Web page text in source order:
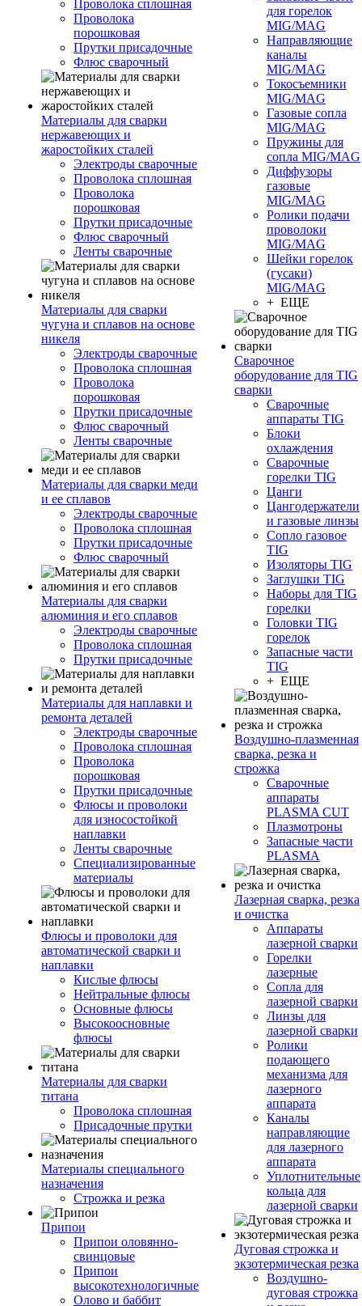
Проволока сплошная
Проволока
порошковая
Прутки присадочные
Флюс сварочный
Материалы для сварки
нержавеющих и
жаростойких сталей
Электроды сварочные
Проволока сплошная
Проволока
порошковая
Прутки присадочные
Флюс сварочный
Ленты сварочные
Материалы для сварки
чугуна и сплавов на основе
никеля
Электроды сварочные
Проволока сплошная
Проволока
порошковая
Прутки присадочные
Флюс сварочный
Ленты сварочные
Материалы для сварки меди
и ее сплавов
Электроды сварочные
Проволока сплошная
Прутки присадочные
Флюс сварочный
Материалы для сварки
алюминия и его сплавов
Электроды сварочные
Проволока сплошная
Прутки присадочные
Материалы для наплавки и
ремонта деталей
Электроды сварочные
Проволока сплошная
Проволока
порошковая
Прутки присадочные
Флюсы и проволоки
для износостойкой
наплавки
Ленты сварочные
Специализированные
материалы
Флюсы и проволоки для
автоматической сварки и
наплавки
Кислые флюсы
Нейтральные флюсы
Основные флюсы
Высокоосновные
флюсы
Материалы для сварки
титана
Проволока сплошная
Присадочные прутки
Материалы специального
назначения
Строжка и резка
Припои
Припои оловянно-
свинцовые
Припои
высокотехнологичные
Олово и баббит
для горелок
MIG/MAG
Направляющие
каналы
MIG/MAG
Токосъемники
MIG/MAG
Газовые сопла
MIG/MAG
Пружины для
сопла MIG/MAG
Диффузоры
газовые
MIG/MAG
Ролики подачи
проволоки
MIG/MAG
Шейки горелок
(гусаки)
MIG/MAG
+ ЕЩЕ
Сварочное
оборудование для TIG
сварки
Сварочные
аппараты TIG
Блоки
охлаждения
Сварочные
горелки TIG
Цанги
Цангодержатели
и газовые линзы
Сопло газовое
TIG
Изоляторы TIG
Заглушки TIG
Наборы для TIG
горелки
Головки TIG
горелок
Запасные части
TIG
+ ЕЩЕ
Воздушно-плазменная
сварка, резка и
строжка
Сварочные
аппараты
PLASMA CUT
Плазмотроны
Запасные части
PLASMA
Лазерная сварка, резка
и очистка
Аппараты
лазерной сварки
Горелки
лазерные
Сопла для
лазерной сварки
Линзы для
лазерной сварки
Ролики
подающего
механизма для
лазерного
аппарата
Каналы
направляющие
для лазерного
аппарата
Уплотнительные
кольца для
лазерной сварки
Дуговая строжка и
экзотермическая резка
Воздушно-
дуговая строжка